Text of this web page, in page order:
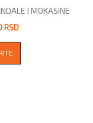
I MOKASINE
RSD